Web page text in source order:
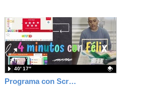
Programa con Scratch juegos con los partidos del mundial 2026 ganados por España
40′ 17″